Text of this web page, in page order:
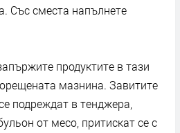
Със сместа напълнете
продуктите в тази
мазнина. Завитите
подреждат в тенджера,
от месо, притискат се с